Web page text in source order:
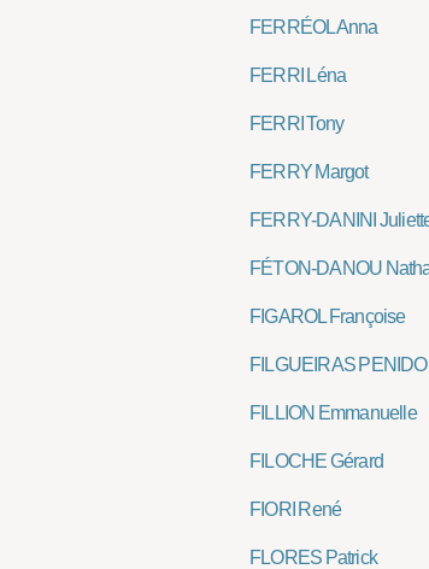
FERRÉOL Anna
FERRI Léna
FERRI Tony
FERRY Margot
FERRY-DANINI
FÉTON-DANOU
FIGAROL Françoise
FILGUEIRAS
FILLION Emmanuelle
FILOCHE Gérard
FIORI René
FLORES Patrick